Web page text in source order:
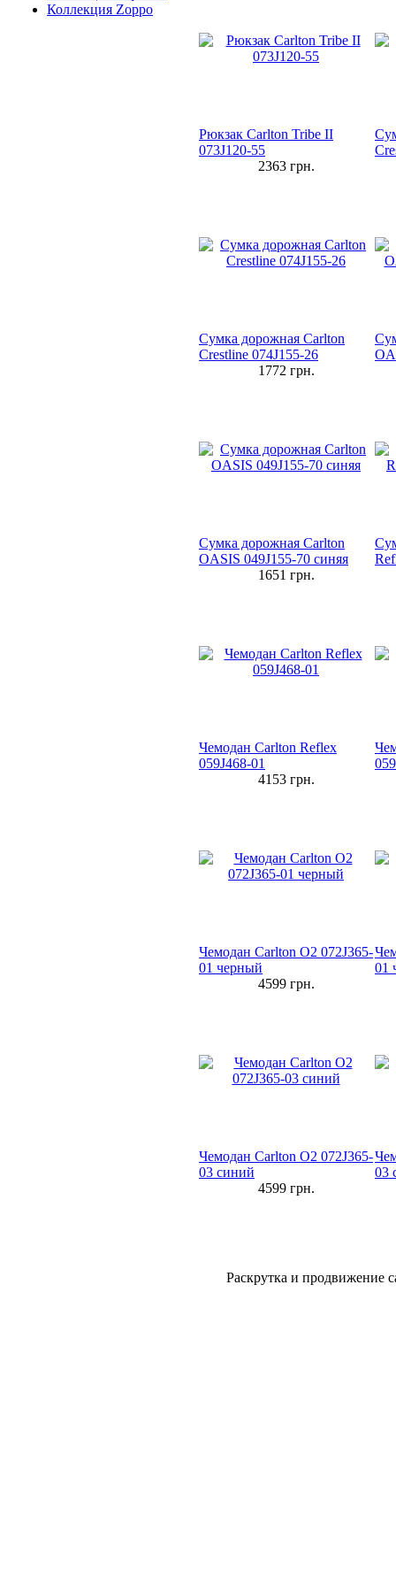
Коллекция Zoppo
Рюкзак Carlton Tribe II
073J120-55
2363грн.
Сумка дорожная Carlton
Crestline 074J155-26
1772 грн.
Сумка дорожная Carlton
OASIS 049J155-70 синяя
1651 грн.
Чемодан Carlton Reflex
059J468-01
4153грн.
Чемодан Carlton O2 072J365-
01 черный
4599грн.
01
Чемодан Carlton O2 072J365-
03 синий
4599грн.
03
Раскрутка и продвижение